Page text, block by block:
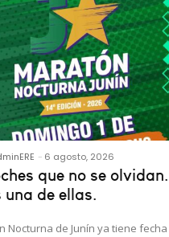
- 6 agosto, 2026
que no se olvidan.
una de ellas.
Nocturna de Junín ya tiene fecha